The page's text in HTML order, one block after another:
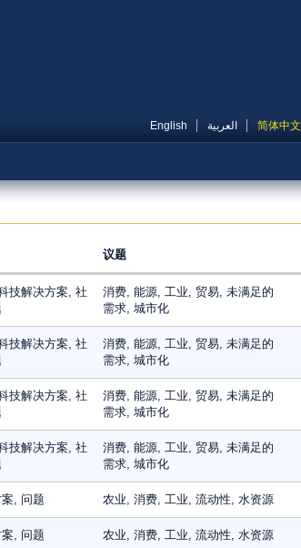
English العربية 简体中文
议题
技解决方案, 社
消费, 能源, 工业, 贸易, 未满足的
需求, 城市化
技解决方案, 社
消费, 能源, 工业, 贸易, 未满足的
需求, 城市化
技解决方案, 社
消费, 能源, 工业, 贸易, 未满足的
需求, 城市化
技解决方案, 社
消费, 能源, 工业, 贸易, 未满足的
需求, 城市化
, 问题 农业, 消费, 工业, 流动性, 水资源
, 问题 农业, 消费, 工业, 流动性, 水资源